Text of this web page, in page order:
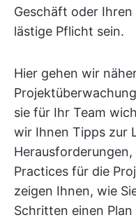
Geschäft oder
lästige Pflicht sein.
Hier gehen wir
sie für Ihr Team
wir Ihnen Tipps zur
Practices für die
zeigen Ihnen, wie
Schritten einen